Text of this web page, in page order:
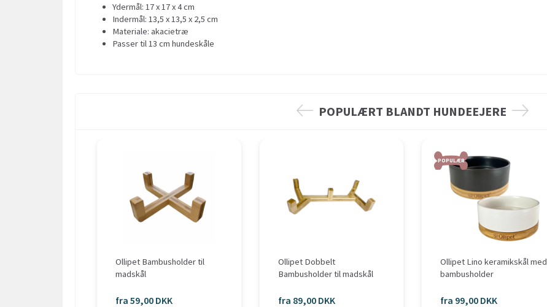
Ydermål: 17 x 17 x 4 cm
Indermål: 13,5 x 13,5 x 2,5 cm
Materiale: akacietræ
Passer til 13 cm hundeskåle
POPULÆRT BLANDT HUNDEEJERE
Ollipet Bambusholder til
madskål
fra 59,00 DKK
Ollipet Dobbelt
Bambusholder til madskål
fra 89,00 DKK
POPULÆR
Ollipet Lino keramikskål med
bambusholder
fra 99,00 DKK